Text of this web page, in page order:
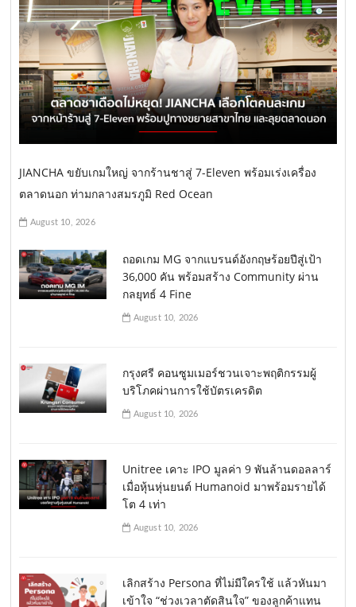
JIANCHA ขยับเกมใหญ่ จากร้านชาสู่ 7-Eleven พร้อมเร่งเครื่อง
ตลาดนอก ท่ามกลางสมรภูมิ Red Ocean
August 10, 2026
ถอดเกม MG จากแบรนด์อังกฤษร้อยปีสู่เป้า
36,000 คัน พร้อมสร้าง Community ผ่าน
กลยุทธ์ 4 Fine
August 10, 2026
กรุงศรี คอนซูมเมอร์ชวนเจาะพฤติกรรมผู้
บริโภคผ่านการใช้บัตรเครดิต
August 10, 2026
Unitree เคาะ IPO มูลค่า 9 พันล้านดอลลาร์
เมื่อหุ้นหุ่นยนต์ Humanoid มาพร้อมรายได้
โต 4 เท่า
August 10, 2026
เลิกสร้าง Persona ที่ไม่มีใครใช้ แล้วหันมา
เข้าใจ “ช่วงเวลาตัดสินใจ” ของลูกค้าแทน